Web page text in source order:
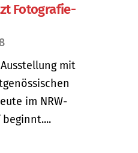
Fotografie-
mit
im NRW-
beginnt....